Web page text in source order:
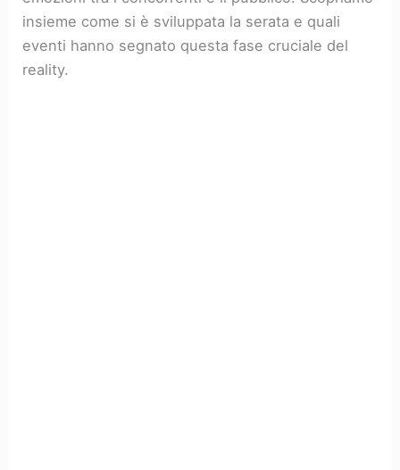
insieme come si è sviluppata la serata e quali
eventi hanno segnato questa fase cruciale del
reality.